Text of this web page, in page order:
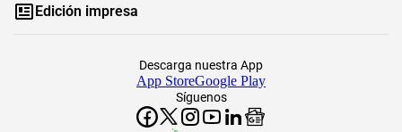
Edición impresa
Síguenos
Descarga nuestra App
App StoreGoogle Play